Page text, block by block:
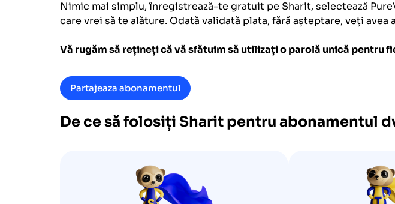
Nimic mai simplu, înregistrează-te gratuit pe Sharit, selectează
care vrei să te alăture. Odată validată plata, fără așteptare, veți
Vă rugăm să rețineți că vă sfătuim să utilizați o parolă unică
Partajeaza abonamentul
De ce să folosiți Sharit pentru abonamentul